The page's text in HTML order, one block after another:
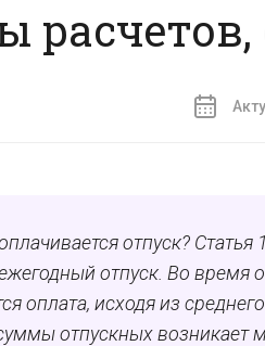
отпуск?
отпуск. Во время
оплата, исходя из
отпускных